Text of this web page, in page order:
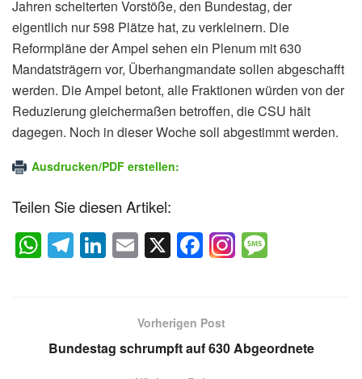
Jahren scheiterten Vorstöße, den Bundestag, der
eigentlich nur 598 Plätze hat, zu verkleinern. Die
Reformpläne der Ampel sehen ein Plenum mit 630
Mandatsträgern vor, Überhangmandate sollen abgeschafft
werden. Die Ampel betont, alle Fraktionen würden von der
Reduzierung gleichermaßen betroffen, die CSU hält
dagegen. Noch in dieser Woche soll abgestimmt werden.
Ausdrucken/PDF erstellen:
Teilen Sie diesen Artikel:
W
h
A
T
el
a
Li
n
dI
E
m
X F
a
e
b g
Vorherigen Post
Bundestag schrumpft auf 630 Abgeordnete